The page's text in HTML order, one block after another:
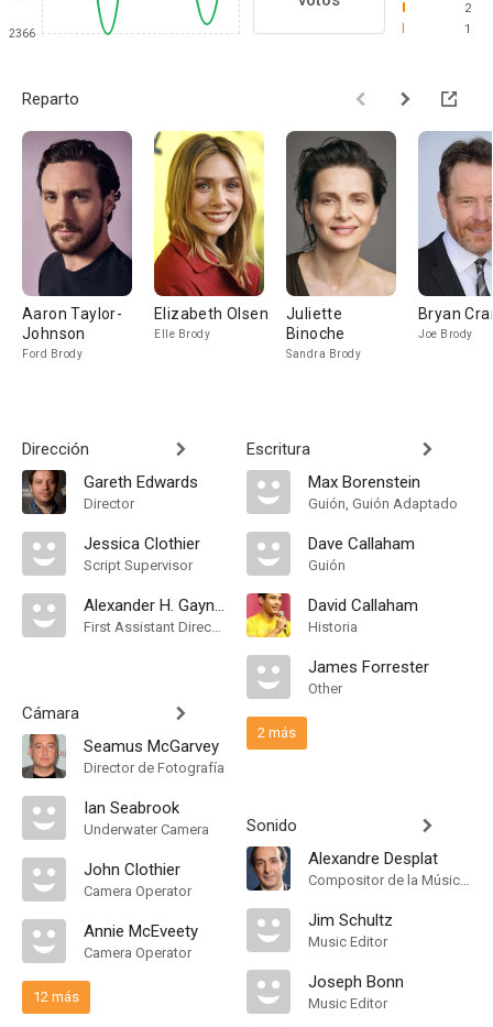
2366
2
1
Reparto
Aaron Taylor-
Johnson
Ford Brody
Elizabeth Olsen
Elle Brody
Juliette
Binoche
Sandra Brody
Bryan
Joe Brody
Dirección
Gareth Edwards
Director
Jessica Clothier
Script Supervisor
Alexander H. Gayner
First Assistant Director
Cámara
Seamus McGarvey
Director de Fotografía
Ian Seabrook
Underwater Camera
John Clothier
Camera Operator
Annie McEveety
Camera Operator
12 más
Escritura
Max Borenstein
Guión, Guión Adaptado
Dave Callaham
Guión
David Callaham
Historia
James Forrester
Other
2 más
Sonido
Alexandre Desplat
Compositor de la Música Original
Jim Schultz
Music Editor
Joseph Bonn
Music Editor